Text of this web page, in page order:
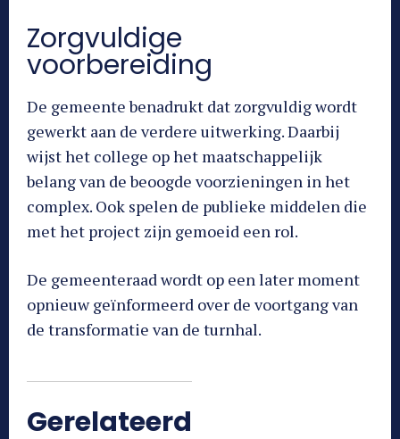
Zorgvuldige
voorbereiding
De gemeente benadrukt dat zorgvuldig wordt
gewerkt aan de verdere uitwerking. Daarbij
wijst het college op het maatschappelijk
belang van de beoogde voorzieningen in het
complex. Ook spelen de publieke middelen die
met het project zijn gemoeid een rol.
De gemeenteraad wordt op een later moment
opnieuw geïnformeerd over de voortgang van
de transformatie van de turnhal.
Gerelateerd